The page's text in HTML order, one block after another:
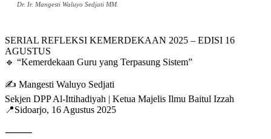
Dr. Ir. Mangesti Waluyo Sedjati MM.
SERIAL REFLEKSI KEMERDEKAAN 2025 – EDISI 16
AGUSTUS
🔹 “Kemerdekaan Guru yang Terpasung Sistem”
✍️ Mangesti Waluyo Sedjati
Sekjen DPP Al-Ittihadiyah | Ketua Majelis Ilmu Baitul Izzah
📍Sidoarjo, 16 Agustus 2025
⸻